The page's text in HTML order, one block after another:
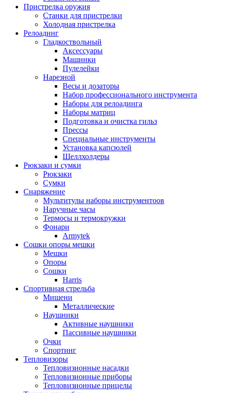
Пристрелка оружия
Станки для пристрелки
Холодная пристрелка
Релоадинг
Гладкоствольный
Аксессуары
Машинки
Пулелейки
Нарезной
Весы и дозаторы
Набор профессионального инструмента
Наборы для релоадинга
Наборы матриц
Подготовка и очистка гильз
Прессы
Специальные инструменты
Установка капсюлей
Шеллхолдеры
Рюкзаки и сумки
Рюкзаки
Сумки
Снаряжение
Мультитулы наборы инструментоов
Наручные часы
Термосы и термокружки
Фонари
Armytek
Сошки опоры мешки
Мешки
Опоры
Сошки
Harris
Спортивная стрельба
Мишени
Металлические
Наушники
Активные наушники
Пассивные наушники
Очки
Спортинг
Тепловизоры
Тепловизионные насадки
Тепловизионные приборы
Тепловизионные прицелы